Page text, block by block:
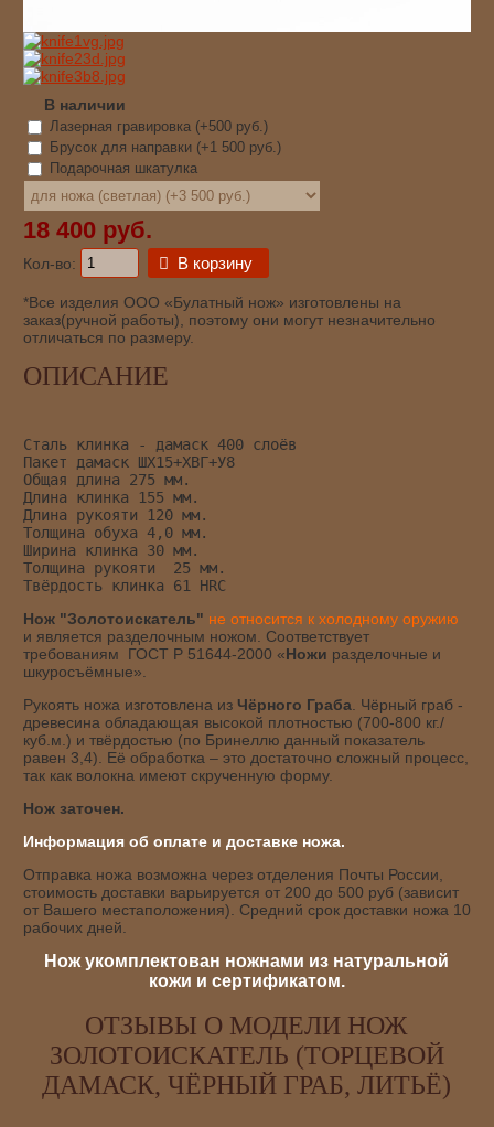
В наличии
Лазерная гравировка (+500 руб. )
Брусок для направки (+1 500 руб. )
Подарочная шкатулка
18 400 руб.
Кол-во: В корзину
*Все изделия ООО «Булатный нож» изготовлены на
заказ(ручной работы), поэтому они могут незначительно
отличаться по размеру.
ОПИСАНИЕ
Сталь клинка - дамаск 400 слоёв
Пакет дамаск ШХ15+ХВГ+У8
Общая длина 275 мм.
Длина клинка 155 мм.
Длина рукояти 120 мм.
Толщина обуха 4,0 мм.
Ширина клинка 30 мм.
Толщина рукояти 25 мм.
Твёрдость клинка 61 HRC
Нож "Золотоискатель" не относится к холодному оружию
и является разделочным ножом. Соответствует
требованиям ГОСТ Р 51644-2000 «Ножи разделочные и
шкуросъёмные».
Рукоять ножа изготовлена из Чёрного Граба . Чёрный граб -
древесина обладающая высокой плотностью (700-800 кг./
куб.м.) и твёрдостью (по Бринеллю данный показатель
равен 3,4). Её обработка – это достаточно сложный процесс,
так как волокна имеют скрученную форму.
Нож заточен.
Информация об оплате и доставке ножа.
Отправка ножа возможна через отделения Почты России,
стоимость доставки варьируется от 200 до 500 руб (зависит
от Вашего местаположения). Средний срок доставки ножа 10
рабочих дней.
Нож укомплектован ножнами из натуральной
кожи и сертификатом.
ОТЗЫВЫ О МОДЕЛИ НОЖ
ЗОЛОТОИСКАТЕЛЬ (ТОРЦЕВОЙ
ДАМАСК, ЧЁРНЫЙ ГРАБ, ЛИТЬЁ)